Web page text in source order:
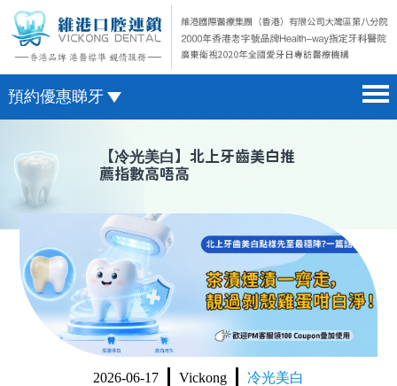
預約優惠睇牙
醫院簡介 hospital introduction
醫生介紹 doctor introduction
醫療新聞 medical news
種植牙 dental implant
箍牙 orthodontics
收費標準 change standard
微信預約
WhatsApp預約
【冷光美白】北上牙齒美白推
薦指數高唔高
2026-06-17 Vickong 冷光美白